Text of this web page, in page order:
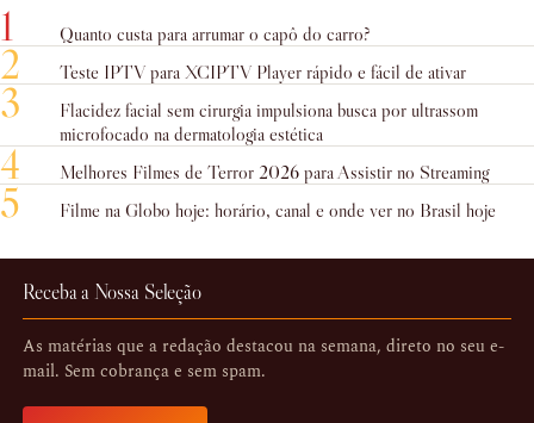
1 Quanto custa para arrumar o capô do carro?
2 Teste IPTV para XCIPTV Player rápido e fácil de ativar
3
Flacidez facial sem cirurgia impulsiona busca por ultrassom
microfocado na dermatologia estética
4 Melhores Filmes de Terror 2026 para Assistir no Streaming
5 Filme na Globo hoje: horário, canal e onde ver no Brasil hoje
Receba a Nossa Seleção
As matérias que a redação destacou na semana, direto no seu e-
mail. Sem cobrança e sem spam.